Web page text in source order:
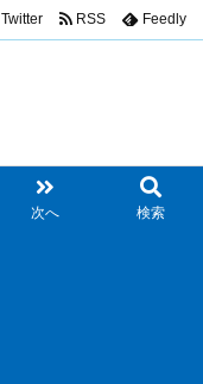
次へ 検索
Twitter RSS Feedly